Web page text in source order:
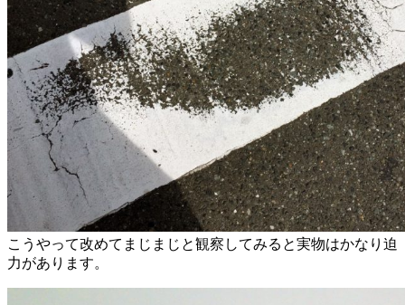
こうやって改めてまじまじと観察してみると実物はかなり迫
力があります。